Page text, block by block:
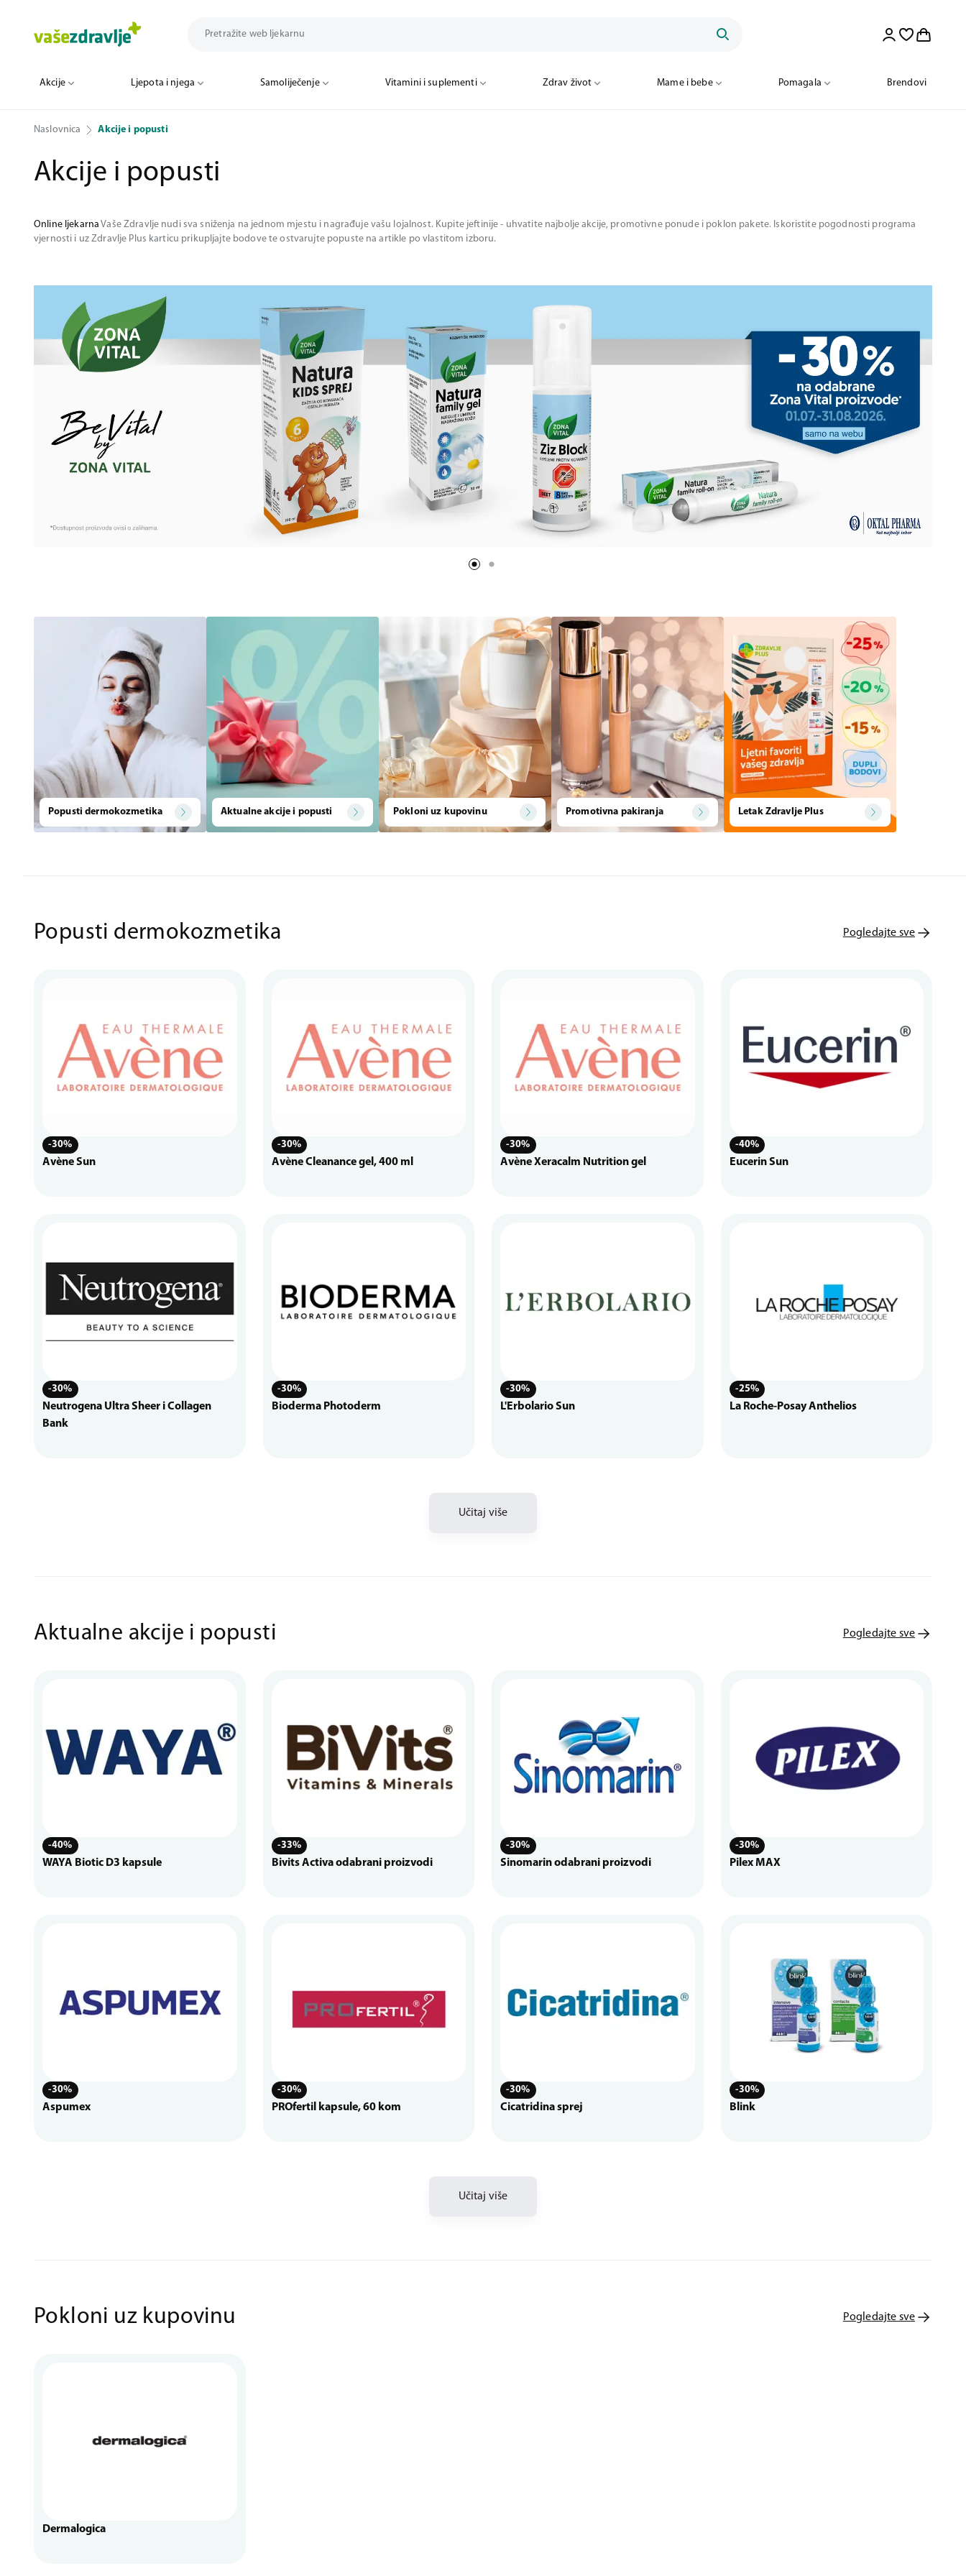
Akcije Ljepota i njega Samoliječenje Vitamini i suplementi Zdrav život Mame i bebe Pomagala Brendovi
Naslovnica Akcije i popusti
Akcije i popusti
Online ljekarna Vaše Zdravlje nudi sva sniženja na jednom mjestu i nagrađuje vašu lojalnost. Kupite jeftinije - uhvatite najbolje akcije, promotivne ponude i poklon pakete. Iskoristite pogodnosti programa
vjernosti i uz Zdravlje Plus karticu prikupljajte bodove te ostvarujte popuste na artikle po vlastitom izboru.
Popusti dermokozmetika Aktualne akcije i popusti Pokloni uz kupovinu Promotivna pakiranja Letak Zdravlje Plus
Popusti dermokozmetika Pogledajte sve
-30%
Avène Sun
-30%
Avène Cleanance gel, 400 ml
-30%
Avène Xeracalm Nutrition gel
-40%
Eucerin Sun
-30%
Neutrogena Ultra Sheer i Collagen
Bank
-30%
Bioderma Photoderm
-30%
L'Erbolario Sun
-25%
La Roche-Posay Anthelios
Učitaj više
Aktualne akcije i popusti Pogledajte sve
-40%
WAYA Biotic D3 kapsule
-33%
Bivits Activa odabrani proizvodi
-30%
Sinomarin odabrani proizvodi
-30%
Pilex MAX
-30%
Aspumex
-30%
PROfertil kapsule, 60 kom
-30%
Cicatridina sprej
-30%
Blink
Učitaj više
Pokloni uz kupovinu Pogledajte sve
Dermalogica